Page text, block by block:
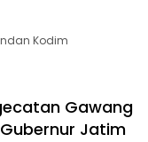
Kodim
Gawang
Jatim